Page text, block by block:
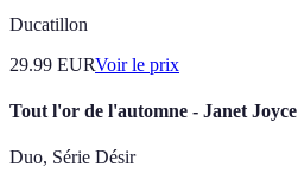
Ducatillon
29.99 EURVoir le prix
Tout l'or de l'automne - Janet Joyce
Duo, Série Désir